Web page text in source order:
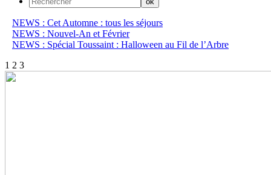
NEWS : Cet Automne : tous les séjours
NEWS : Nouvel-An et Février
NEWS : Spécial Toussaint : Halloween au Fil de l’Arbre
1 2 3